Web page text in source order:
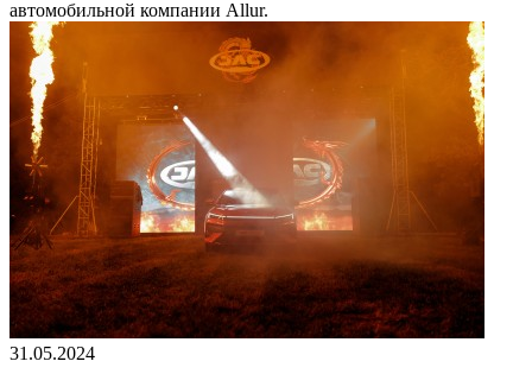
автомобильной компании Allur.
31.05.2024